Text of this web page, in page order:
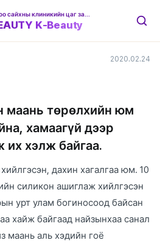
K-Beauty
2020.02.24
маань төрөлхийн юм
хамаагүй дээр
их хэлж байгаа.
дахин хагалгаа юм. 10
силикон ашиглаж хийлгэсэн
урт улам богиносоод байсан
хайж байгаад найзынхаа санал
маань аль хэдийн гоё